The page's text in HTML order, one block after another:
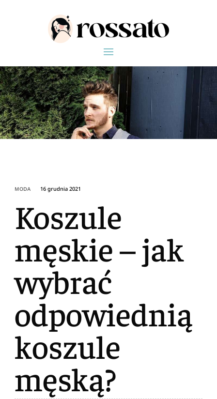
MODA 16 grudnia 2021
Koszule
męskie – jak
wybrać
odpowiednią
koszule
męską?